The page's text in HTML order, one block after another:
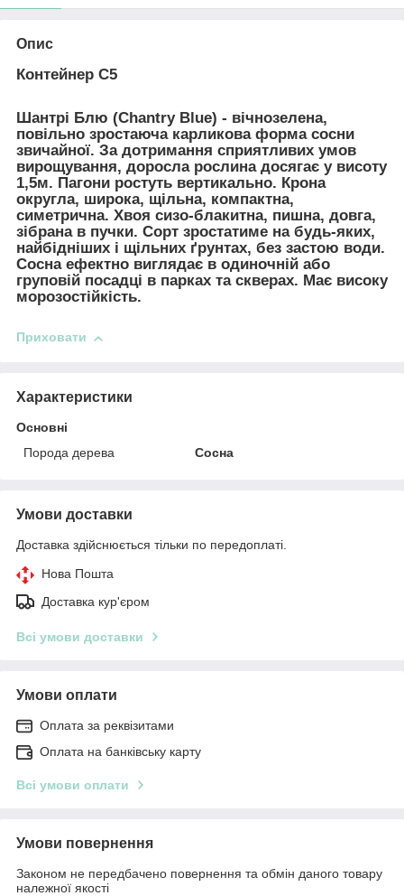
Опис
Контейнер С5
Шантрі Блю (Chantry Blue) - вічнозелена,
повільно зростаюча карликова форма сосни
звичайної. За дотримання сприятливих умов
вирощування, доросла рослина досягає у висоту
1,5м. Пагони ростуть вертикально. Крона
округла, широка, щільна, компактна,
симетрична. Хвоя сизо-блакитна, пишна, довга,
зібрана в пучки. Сорт зростатиме на будь-яких,
найбідніших і щільних ґрунтах, без застою води.
Сосна ефектно виглядає в одиночній або
груповій посадці в парках та скверах. Має високу
морозостійкість.
Приховати
Характеристики
Основні
Порода дерева
Сосна
Умови доставки
Доставка здійснюється тільки по передоплаті.
Нова Пошта
Доставка кур'єром
Всі умови доставки
Умови оплати
Оплата за реквізитами
Оплата на банківську карту
Всі умови оплати
Умови повернення
Законом не передбачено повернення та обмін даного товару
належної якості